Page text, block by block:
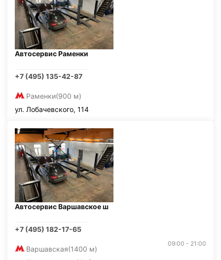
Автосервис Раменки
+7 (495) 135-42-87
Раменки(900 м)
ул. Лобачевского, 114
Автосервис Варшавское ш
+7 (495) 182-17-65
Варшавская(1400 м)
09:00 - 21:00